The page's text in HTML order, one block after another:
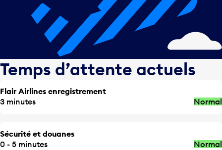
Temps d’attente actuels
Flair Airlines enregistrement
3 minutes
Normal
Sécurité et douanes
0 - 5 minutes
Normal